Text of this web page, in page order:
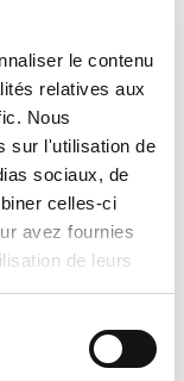
le contenu
relatives aux
Nous
sur l'utilisation de
sociaux, de
celles-ci
avez fournies
de leurs
:
au four